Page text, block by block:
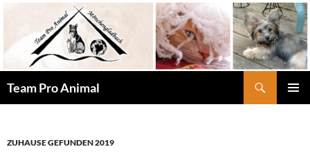
springen
Team Pro Animal
ZUHAUSE GEFUNDEN 2019